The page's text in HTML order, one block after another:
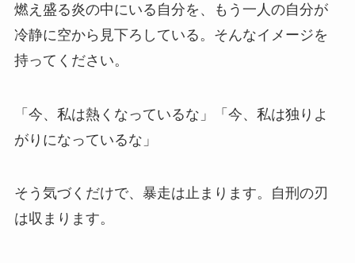
燃え盛る炎の中にいる自分を、もう一人の自分が
冷静に空から見下ろしている。そんなイメージを
持ってください。
「今、私は熱くなっているな」「今、私は独りよ
がりになっているな」
そう気づくだけで、暴走は止まります。自刑の刃
は収まります。